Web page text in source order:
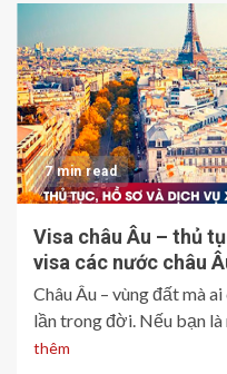
7 min read
Visa châu Âu – thủ
visa các nước châu
Châu Âu – vùng đất mà
lần trong đời. Nếu bạn là
thêm